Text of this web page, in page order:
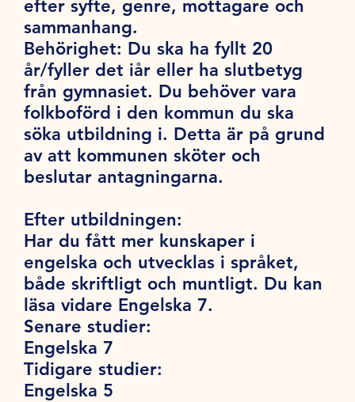
efter syfte, genre, mottagare och
sammanhang.
Behörighet: Du ska ha fyllt 20
år/fyller det iår eller ha slutbetyg
från gymnasiet. Du behöver vara
folkboförd i den kommun du ska
söka utbildning i. Detta är på grund
av att kommunen sköter och
beslutar antagningarna.
Efter utbildningen:
Har du fått mer kunskaper i
engelska och utvecklas i språket,
både skriftligt och muntligt. Du kan
läsa vidare Engelska 7.
Senare studier:
Engelska 7
Tidigare studier:
Engelska 5